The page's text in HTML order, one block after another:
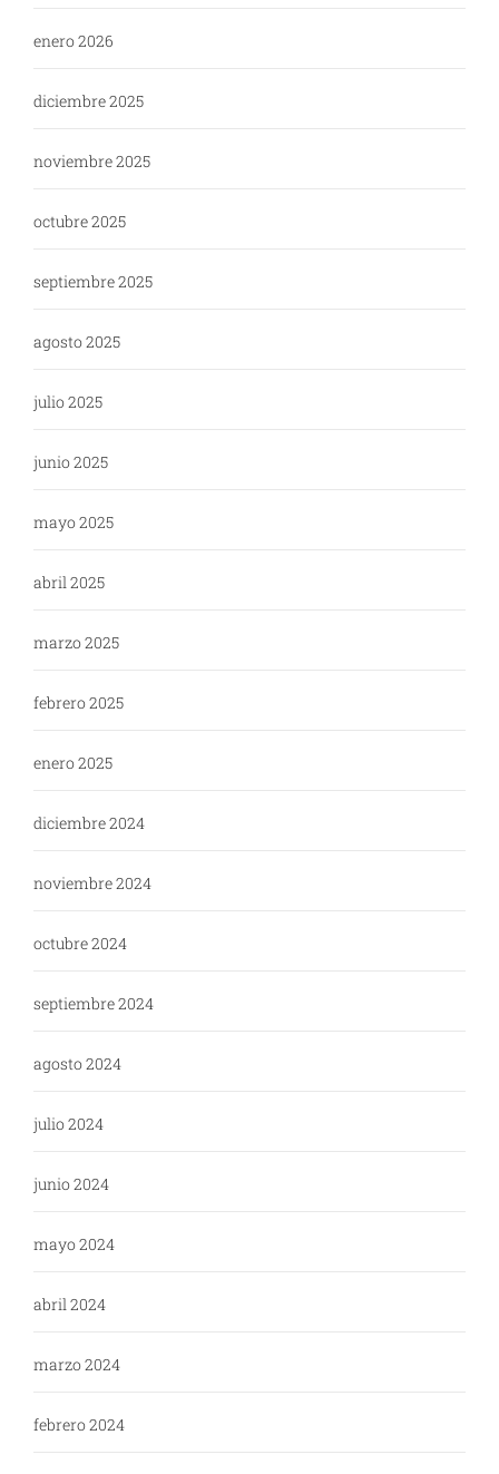
enero 2026
diciembre 2025
noviembre 2025
octubre 2025
septiembre 2025
agosto 2025
julio 2025
junio 2025
mayo 2025
abril 2025
marzo 2025
febrero 2025
enero 2025
diciembre 2024
noviembre 2024
octubre 2024
septiembre 2024
agosto 2024
julio 2024
junio 2024
mayo 2024
abril 2024
marzo 2024
febrero 2024